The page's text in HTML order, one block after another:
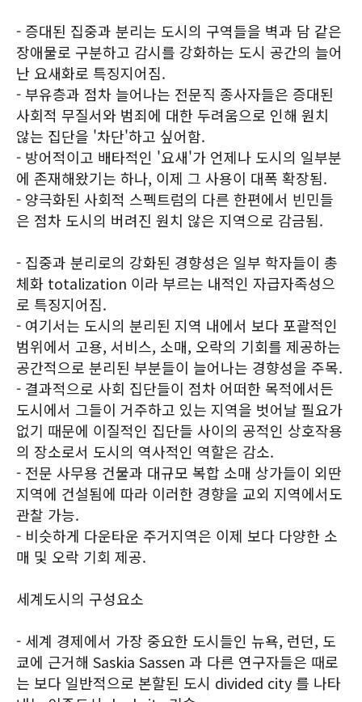
- 증대된 집중과 분리는 도시의 구역들을 벽과 담 같은
장애물로 구분하고 감시를 강화하는 도시 공간의 늘어
난 요새화로 특징지어짐.
- 부유층과 점차 늘어나는 전문직 종사자들은 증대된
사회적 무질서와 범죄에 대한 두려움으로 인해 원치
않는 집단을 '차단'하고 싶어함.
- 방어적이고 배타적인 '요새'가 언제나 도시의 일부분
에 존재해왔기는 하나, 이제 그 사용이 대폭 확장됨.
- 양극화된 사회적 스펙트럼의 다른 한편에서 빈민들
은 점차 도시의 버려진 원치 않은 지역으로 감금됨.
- 집중과 분리로의 강화된 경향성은 일부 학자들이 총
체화 totalization 이라 부르는 내적인 자급자족성으
로 특징지어짐.
- 여기서는 도시의 분리된 지역 내에서 보다 포괄적인
범위에서 고용, 서비스, 소매, 오락의 기회를 제공하는
공간적으로 분리된 부분들이 늘어나는 경향성을 주목.
- 결과적으로 사회 집단들이 점차 어떠한 목적에서든
도시에서 그들이 거주하고 있는 지역을 벗어날 필요가
없기 때문에 이질적인 집단들 사이의 공적인 상호작용
의 장소로서 도시의 역사적인 역할은 감소.
- 전문 사무용 건물과 대규모 복합 소매 상가들이 외딴
지역에 건설됨에 따라 이러한 경향을 교외 지역에서도
관찰 가능.
- 비슷하게 다운타운 주거지역은 이제 보다 다양한 소
매 및 오락 기회 제공.
세계도시의 구성요소
- 세계 경제에서 가장 중요한 도시들인 뉴욕, 런던, 도
쿄에 근거해 Saskia Sassen 과 다른 연구자들은 때로
는 보다 일반적으로 본할된 도시 divided city 를 나타